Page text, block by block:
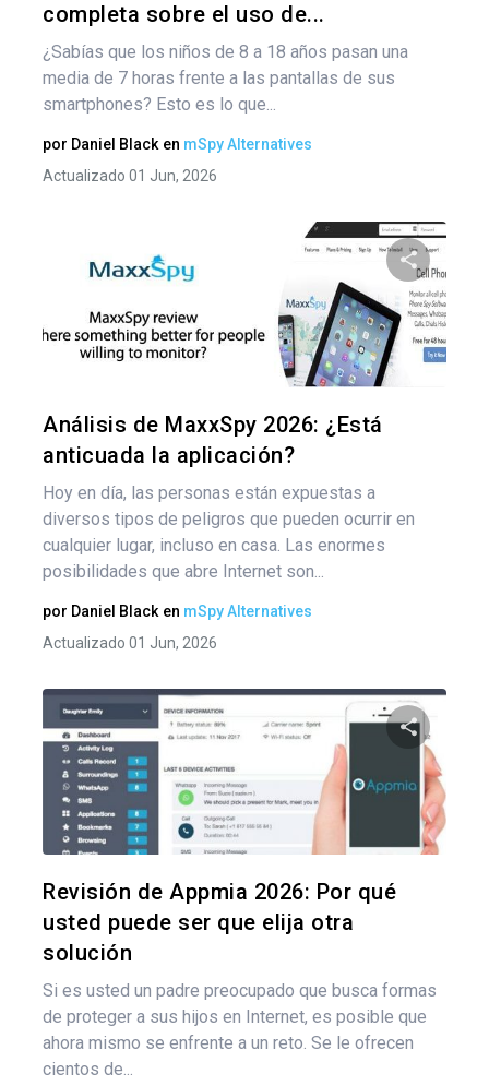
completa sobre el uso de...
¿Sabías que los niños de 8 a 18 años pasan una
media de 7 horas frente a las pantallas de sus
smartphones? Esto es lo que...
por Daniel Black en mSpy Alternatives
Actualizado 01 Jun, 2026
Análisis de MaxxSpy 2026: ¿Está
anticuada la aplicación?
Hoy en día, las personas están expuestas a
diversos tipos de peligros que pueden ocurrir en
cualquier lugar, incluso en casa. Las enormes
posibilidades que abre Internet son...
por Daniel Black en mSpy Alternatives
Actualizado 01 Jun, 2026
Revisión de Appmia 2026: Por qué
usted puede ser que elija otra
solución
Si es usted un padre preocupado que busca formas
de proteger a sus hijos en Internet, es posible que
ahora mismo se enfrente a un reto. Se le ofrecen
cientos de...